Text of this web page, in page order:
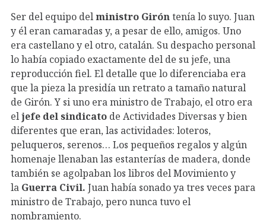
Ser del equipo delministro Giróntenía lo suyo. Juan
y él eran camaradas y, a pesar de ello, amigos. Uno
era castellano y el otro, catalán. Su despacho personal
lo había copiado exactamente del de su jefe, una
reproducción fiel. El detalle que lo diferenciaba era
que la pieza la presidía un retrato a tamaño natural
de Girón. Y si uno era ministro de Trabajo, el otro era
eljefe del sindicato de Actividades Diversas y bien
diferentes que eran, las actividades: loteros,
peluqueros, serenos… Los pequeños regalos y algún
homenaje llenaban las estanterías de madera, donde
también se agolpaban los libros del Movimiento y
la Guerra Civil. Juan había sonado ya tres veces para
ministro de Trabajo, pero nunca tuvo el
nombramiento.